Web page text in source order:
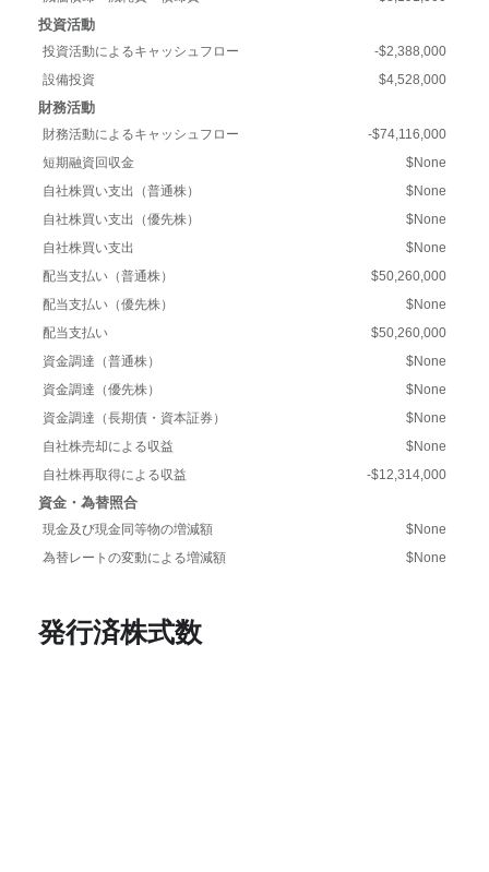
投資活動
投資活動によるキャッシュフロー
-$2,388,000
設備投資
$4,528,000
財務活動
財務活動によるキャッシュフロー
-$74,116,000
短期融資回収金
$None
自社株買い支出（普通株）
$None
自社株買い支出（優先株）
$None
自社株買い支出
$None
配当支払い（普通株）
$50,260,000
配当支払い（優先株）
$None
配当支払い
$50,260,000
資金調達（普通株）
$None
資金調達（優先株）
$None
資金調達（長期債・資本証券）
$None
自社株売却による収益
$None
自社株再取得による収益
-$12,314,000
資金・為替照合
現金及び現金同等物の増減額
$None
為替レートの変動による増減額
$None
発行済株式数